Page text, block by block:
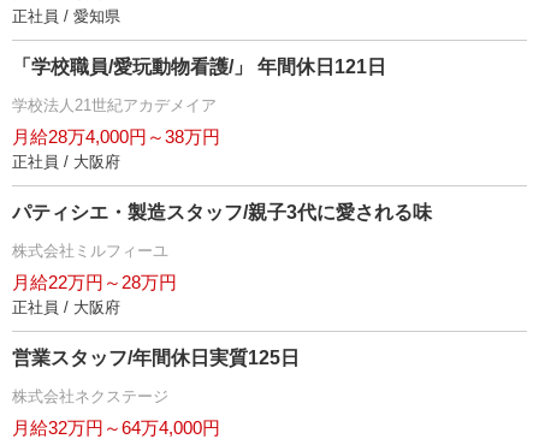
正社員 / 愛知県
「学校職員/愛玩動物看護/」 年間休日121日
学校法人21世紀アカデメイア
月給28万4,000円～38万円
正社員 / 大阪府
パティシエ・製造スタッフ/親子3代に愛される味
株式会社ミルフィーユ
月給22万円～28万円
正社員 / 大阪府
営業スタッフ/年間休日実質125日
株式会社ネクステージ
月給32万円～64万4,000円